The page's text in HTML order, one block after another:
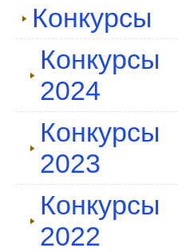
Конкурсы
Конкурсы
2024
Конкурсы
2023
Конкурсы
2022